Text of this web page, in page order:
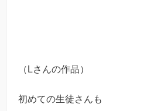
（Lさんの作品）
初めての生徒さんも